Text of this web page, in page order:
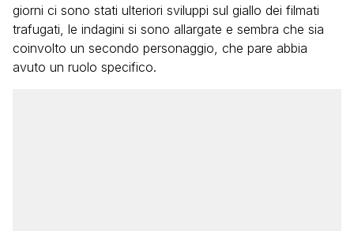
giorni ci sono stati ulteriori sviluppi sul giallo dei filmati
trafugati, le indagini si sono allargate e sembra che sia
coinvolto un secondo personaggio, che pare abbia
avuto un ruolo specifico.